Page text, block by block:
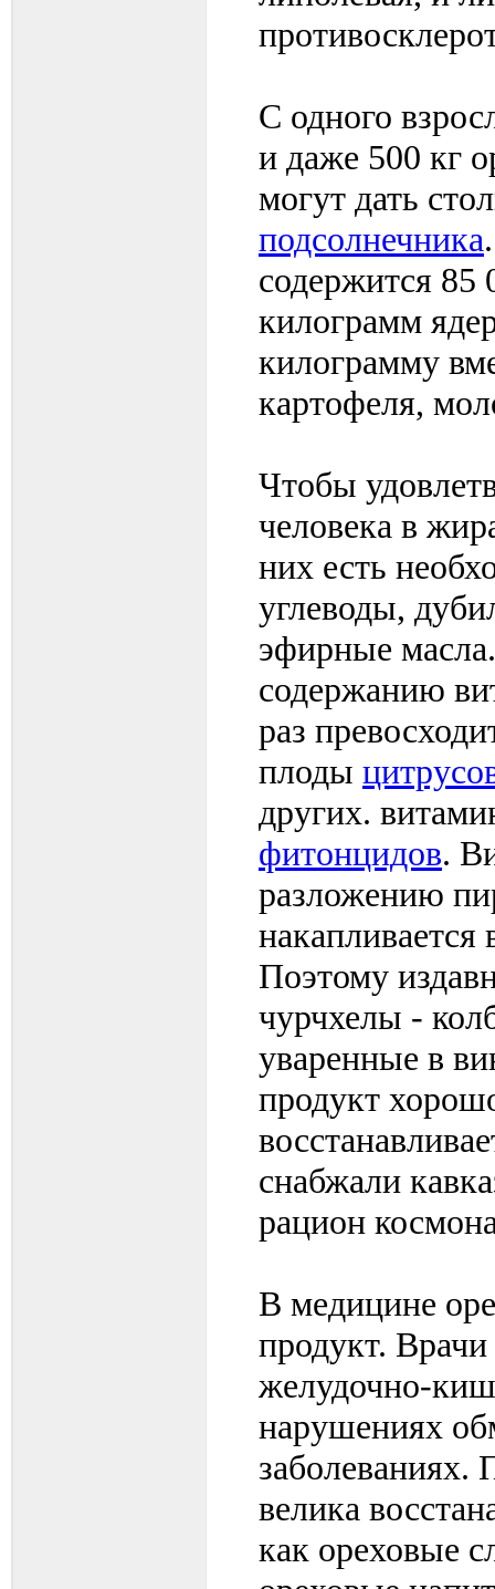
С одного
и даже 500 кг
могут дать
подсолнечника
содержится 85
килограмм
килограмму
картофеля,
Чтобы
человека в
них есть
углеводы,
эфирные
содержанию
раз
плоды
других.
фитонцидов.
разложению
Поэтому
чурчхелы -
уваренные в
продукт
снабжали
рацион
В медицине
продукт.
желудочно-
нарушениях
заболеваниях.
велика
как ореховые